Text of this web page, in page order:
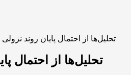
تحلیل‌ها از احتمال پایان روند
تحلیل‌ها از احتمال